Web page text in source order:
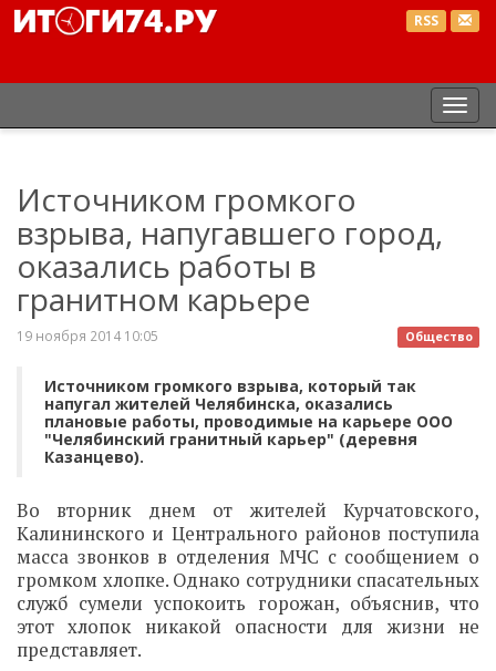
RSS
Источником громкого
взрыва, напугавшего город,
оказались работы в
гранитном карьере
Общество
19 ноября 2014 10:05
Источником громкого взрыва, который так
напугал жителей Челябинска, оказались
плановые работы, проводимые на карьере ООО
"Челябинский гранитный карьер" (деревня
Казанцево).
Во вторник днем от жителей Курчатовского,
Калининского и Центрального районов поступила
масса звонков в отделения МЧС с сообщением о
громком хлопке. Однако сотрудники спасательных
служб сумели успокоить горожан, объяснив, что
этот хлопок никакой опасности для жизни не
представляет.